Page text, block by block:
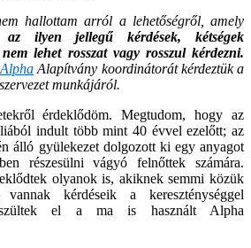
hallottam arról a lehetőségről, amely
az ilyen jellegű kérdések, kétségek
lehet rosszat vagy rosszul kérdezni.
AlphaAlapítvány koordinátorát kérdeztük a
munkájáról.
érdeklődöm. Megtudom, hogy az
indult több mint 40 évvel ezelőtt; az
álló gyülekezet dolgozott ki egy anyagot
részesülni vágyó felnőttek számára.
olyanok is, akiknek semmi közük
kérdéseik a kereszténységgel
el a ma is használt Alpha